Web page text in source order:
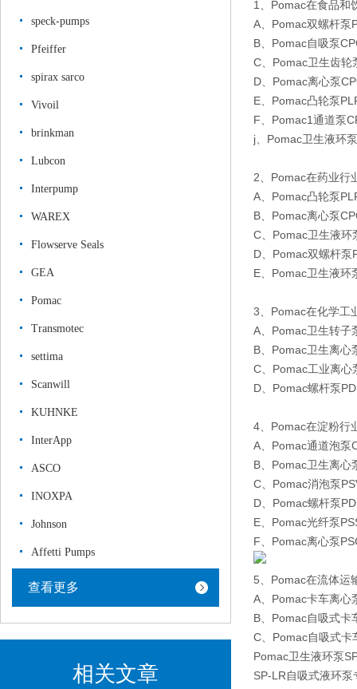
speck-pumps
Pfeiffer
spirax sarco
Vivoil
brinkman
Lubcon
Interpump
WAREX
Flowserve Seals
GEA
Pomac
Transmotec
settima
Scanwill
KUHNKE
InterApp
ASCO
INOXPA
Johnson
Affetti Pumps
查看更多
相关文章
1、Pomac在食品和
A、Pomac双螺杆泵
B、Pomac自吸泵
C、Pomac卫生齿轮
D、Pomac离心泵
E、Pomac凸轮泵
F、Pomac1通道泵
j、Pomac卫生液环
2、Pomac在药业行
A、Pomac凸轮泵
B、Pomac离心泵
C、Pomac卫生液环
D、Pomac双螺杆泵
E、Pomac卫生液环
3、Pomac在化学工
A、Pomac卫生转子
B、Pomac卫生离心
C、Pomac工业离心
D、Pomac螺杆泵
4、Pomac在淀粉行
A、Pomac通道泡泵
B、Pomac卫生离心
C、Pomac消泡泵
D、Pomac螺杆泵
E、Pomac光纤泵
F、Pomac离心泵
5、Pomac在流体运
A、Pomac卡车离心
B、Pomac自吸式卡
C、Pomac自吸式卡
Pomac卫生液环泵
SP-LR自吸式液环